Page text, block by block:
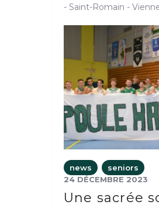
- Saint-Romain -
news
seniors
24 DÉCEMBRE 2023
Une sacrée